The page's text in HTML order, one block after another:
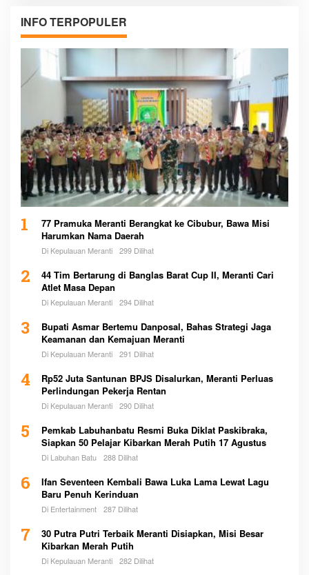
INFO TERPOPULER
1
77 Pramuka Meranti Berangkat ke Cibubur, Bawa Misi
Harumkan Nama Daerah
Di Kepulauan Meranti 299 Dilihat
2
44 Tim Bertarung di Banglas Barat Cup II, Meranti Cari
Atlet Masa Depan
Di Kepulauan Meranti 294 Dilihat
3
Bupati Asmar Bertemu Danposal, Bahas Strategi Jaga
Keamanan dan Kemajuan Meranti
Di Kepulauan Meranti 291 Dilihat
4
Rp52 Juta Santunan BPJS Disalurkan, Meranti Perluas
Perlindungan Pekerja Rentan
Di Kepulauan Meranti 290 Dilihat
5
Pemkab Labuhanbatu Resmi Buka Diklat Paskibraka,
Siapkan 50 Pelajar Kibarkan Merah Putih 17 Agustus
Di Labuhan Batu 288 Dilihat
6
Ifan Seventeen Kembali Bawa Luka Lama Lewat Lagu
Baru Penuh Kerinduan
Di Entertainment 287 Dilihat
7
30 Putra Putri Terbaik Meranti Disiapkan, Misi Besar
Kibarkan Merah Putih
Di Kepulauan Meranti 282 Dilihat